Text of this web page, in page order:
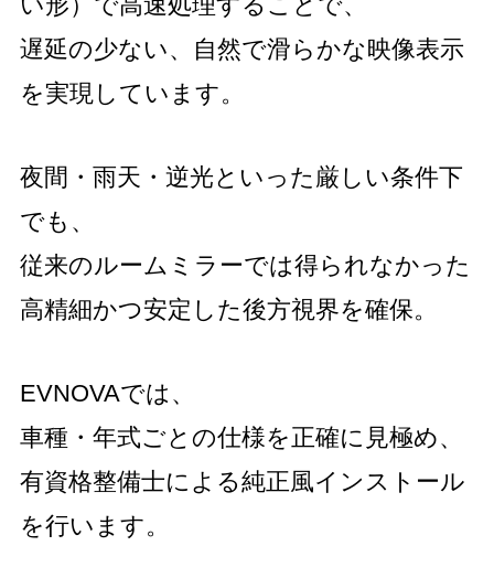
遅延の少ない、自然で滑らかな映像表示
を実現しています。
夜間・雨天・逆光といった厳しい条件下
でも、
従来のルームミラーでは得られなかった
高精細かつ安定した後方視界を確保。
EVNOVAでは、
車種・年式ごとの仕様を正確に見極め、
有資格整備士による純正風インストール
を行います。